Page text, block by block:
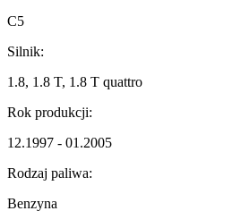
C5
Silnik:
1.8, 1.8 T, 1.8 T quattro
Rok produkcji:
12.1997 - 01.2005
Rodzaj paliwa:
Benzyna